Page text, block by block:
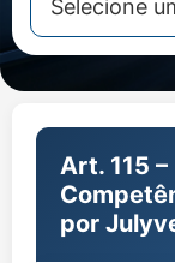
Art. 115
por